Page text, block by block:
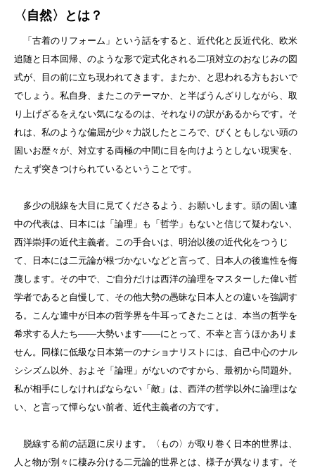
〈自然〉とは？
「古着のリフォーム」という話をすると、近代化と反近代化、欧米
追随と日本回帰、のような形で定式化される二項対立のおなじみの図
式が、目の前に立ち現われてきます。またか、と思われる方もおいで
でしょう。私自身、またこのテーマか、と半ばうんざりしながら、取
り上げざるをえない気になるのは、それなりの訳があるからです。そ
れは、私のような偏屈が少々力説したところで、びくともしない頭の
固いお歴々が、対立する両極の中間に目を向けようとしない現実を、
たえず突きつけられているということです。
多少の脱線を大目に見てくださるよう、お願いします。頭の固い連
中の代表は、日本には「論理」も「哲学」もないと信じて疑わない、
西洋崇拝の近代主義者。この手合いは、明治以後の近代化をつうじ
て、日本には二元論が根づかないなどと言って、日本人の後進性を侮
蔑します。その中で、ご自分だけは西洋の論理をマスターした偉い哲
学者であると自慢して、その他大勢の愚昧な日本人との違いを強調す
る。こんな連中が日本の哲学界を牛耳ってきたことは、本当の哲学を
希求する人たち――大勢います――にとって、不幸と言うほかありま
せん。同様に低級な日本第一のナショナリストには、自己中心のナル
シシズム以外、およそ「論理」がないのですから、最初から問題外。
私が相手にしなければならない「敵」は、西洋の哲学以外に論理はな
い、と言って憚らない前者、近代主義者の方です。
脱線する前の話題に戻ります。〈もの〉が取り巻く日本的世界は、
人と物が別々に棲み分ける二元論的世界とは、様子が異なります。そ